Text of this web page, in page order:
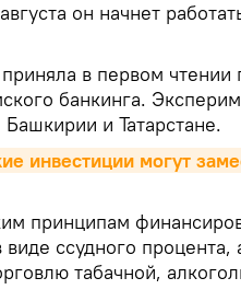
он начнет
в первом чтении
банкинга.
и Татарстане.
инвестиции могут
принципам
ссудного
табачной,